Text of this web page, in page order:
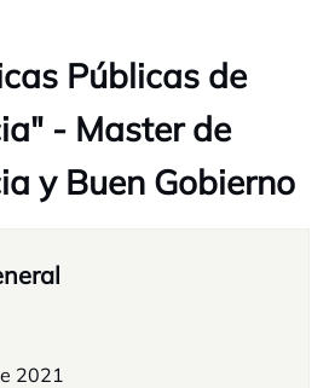
Públicas de
- Master de
y Buen Gobierno
2021